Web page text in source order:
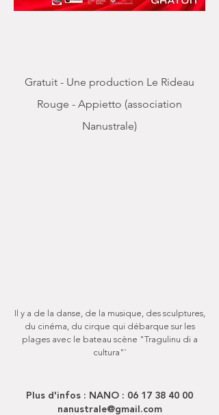
Gratuit - Une production Le Rideau
Rouge - Appietto (association
Nanustrale)
Il y a de la danse, de la musique, des sculptures,
du cinéma, du cirque qui débarque sur les
plages avec le bateau scène "Tragulinu di a
cultura"`
Plus d'infos : NANO : 06 17 38 40 00
nanustrale@gmail.com